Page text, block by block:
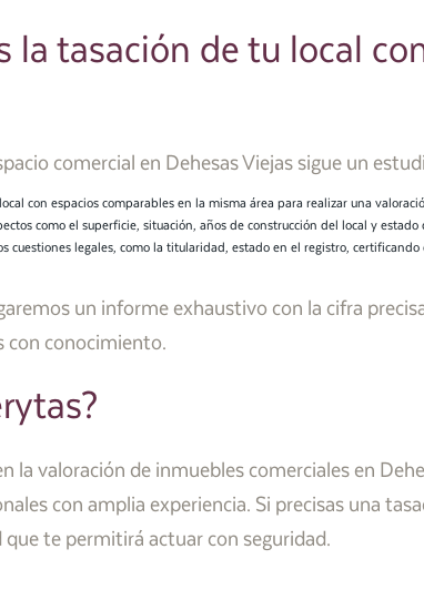
la tasación de tu local
comercial en Dehesas Viejas sigue un
con espacios comparables en la misma área para realizar una
como el superficie, situación, años de construcción del local y
cuestiones legales, como la titularidad, estado en el registro,
un informe exhaustivo con la cifra
con conocimiento.
la valoración de inmuebles comerciales en
con amplia experiencia. Si precisas una
te permitirá actuar con seguridad.